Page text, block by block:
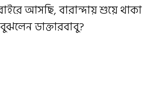
আসছি, বারান্দায় শুয়ে থাকা
ডাক্তারবাবু?